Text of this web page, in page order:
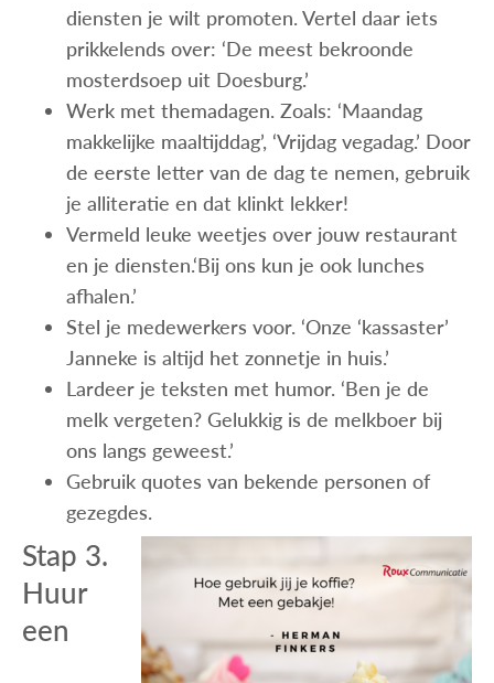
diensten je wilt promoten. Vertel daar iets
prikkelends over: ‘De meest bekroonde
mosterdsoep uit Doesburg.’
Werk met themadagen. Zoals: ‘Maandag
makkelijke maaltijddag’, ‘Vrijdag vegadag.’ Door
de eerste letter van de dag te nemen, gebruik
je alliteratie en dat klinkt lekker!
Vermeld leuke weetjes over jouw restaurant
en je diensten.‘Bij ons kun je ook lunches
afhalen.’
Stel je medewerkers voor. ‘Onze ‘kassaster’
Janneke is altijd het zonnetje in huis.’
Lardeer je teksten met humor. ‘Ben je de
melk vergeten? Gelukkig is de melkboer bij
ons langs geweest.’
Gebruik quotes van bekende personen of
gezegdes.
Stap 3.
Huur
een